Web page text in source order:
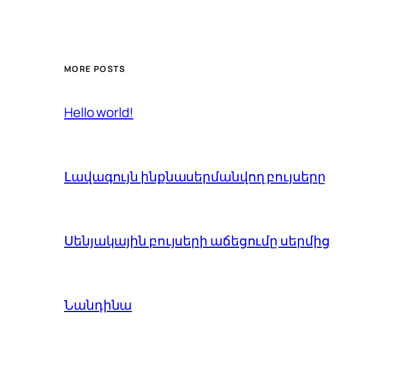
MORE POSTS
Hello world!
Լավագույն ինքնասերմանվող բույսերը
Սենյակային բույսերի աճեցումը սերմից
Նանդինա